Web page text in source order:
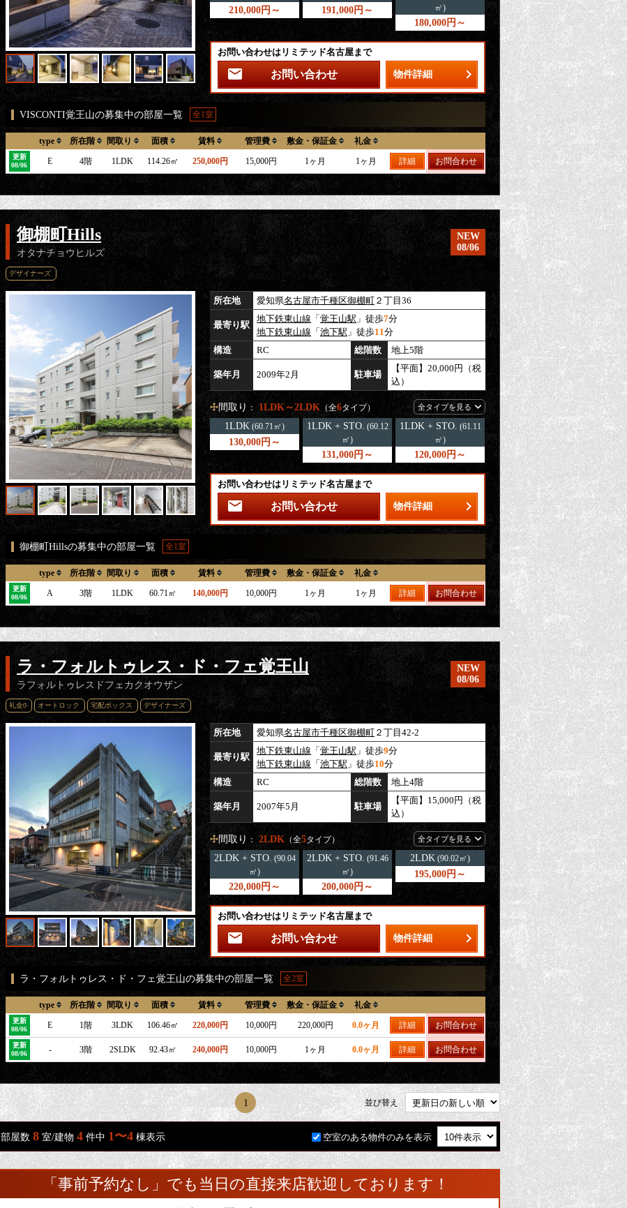
210,000円～ 191,000円～
㎡)
180,000円～
お問い合わせはリミテッド名古屋まで
お問い合わせ 物件詳細
VISCONTI覚王山の募集中の部屋一覧 全1室
type 所在階 間取り 面積 賃料 管理費 敷金・保証金 礼金
更新
08/06
E 4階 1LDK 114.26㎡ 250,000円 15,000円 1ヶ月 1ヶ月 詳細 お問合わせ
御棚町Hills
オタナチョウヒルズ
NEW
08/06
デザイナーズ
所在地 愛知県名古屋市千種区御棚町 ２丁目36
最寄り駅
地下鉄東山線 「 覚王山駅 」徒歩7分
地下鉄東山線 「 池下駅 」徒歩11分
構造
RC 総階数 地上5階
築年月 2009年2月 駐車場
【平面】20,000円（税
込）
間取り ： 1LDK～2LDK （全6タイプ） 全タイプを見る
1LDK (60.71㎡)
130,000円～
1LDK + STO. (60.12
㎡)
131,000円～
1LDK + STO. (61.11
㎡)
120,000円～
お問い合わせはリミテッド名古屋まで
お問い合わせ 物件詳細
御棚町Hillsの募集中の部屋一覧 全1室
type 所在階 間取り 面積 賃料 管理費 敷金・保証金 礼金
更新
08/06
A 3階 1LDK 60.71㎡ 140,000円 10,000円 1ヶ月 1ヶ月 詳細 お問合わせ
ラ・フォルトゥレス・ド・フェ覚王山
ラフォルトゥレスドフェカクオウザン
NEW
08/06
礼金0 オートロック 宅配ボックス デザイナーズ
所在地 愛知県名古屋市千種区御棚町 ２丁目42-2
最寄り駅
地下鉄東山線 「 覚王山駅 」徒歩9分
地下鉄東山線 「 池下駅 」徒歩10分
構造
RC 総階数 地上4階
築年月 2007年5月 駐車場
【平面】15,000円（税
込）
間取り ： 2LDK （全5タイプ） 全タイプを見る
2LDK + STO. (90.04
㎡)
220,000円～
2LDK + STO. (91.46
㎡)
200,000円～
2LDK (90.02㎡)
195,000円～
お問い合わせはリミテッド名古屋まで
お問い合わせ 物件詳細
ラ・フォルトゥレス・ド・フェ覚王山の募集中の部屋一覧 全2室
type 所在階 間取り 面積 賃料 管理費 敷金・保証金 礼金
更新
08/06
E 1階 3LDK 106.46㎡ 220,000円 10,000円 220,000円 0.0ヶ月 詳細 お問合わせ
更新
08/06
- 3階 2SLDK 92.43㎡ 240,000円 10,000円 1ヶ月 0.0ヶ月 詳細 お問合わせ
1 並び替え
部屋数 8 室/建物 4 件中 1〜4 棟表示 空室のある物件のみを表示
「事前予約なし」でも当日の直接来店歓迎しております！